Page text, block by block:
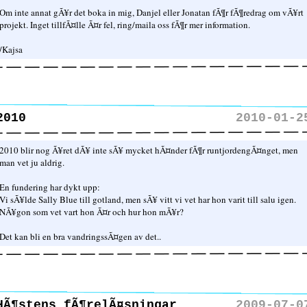
Om inte annat gÃ¥r det boka in mig, Danjel eller Jonatan fÃ¶r fÃ¶redrag om vÃ¥rt
projekt. Inget tillfÃ¤lle Ã¤r fel, ring/maila oss fÃ¶r mer information.
/Kajsa
2010-01-
2010 blir nog Ã¥ret dÃ¥ inte sÃ¥ mycket hÃ¤nder fÃ¶r runtjordengÃ¤nget, men
man vet ju aldrig.
En fundering har dykt upp:
Vi sÃ¥lde Sally Blue till gotland, men sÃ¥ vitt vi vet har hon varit till salu igen.
NÃ¥gon som vet vart hon Ã¤r och hur hon mÃ¥r?
Det kan bli en bra vandringssÃ¤gen av det..